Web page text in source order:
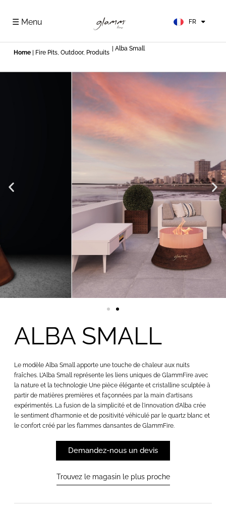
☰ Menu FR
DE
Home Fire Pits, Outdoor, Produits
| Alba Small
ALBA SMALL
Le modèle Alba Small apporte une touche de chaleur aux nuits
fraîches. L’Alba Small représente les liens uniques de GlammFire avec
la nature et la technologie Une pièce élégante et cristalline sculptée à
partir de matières premières et façonnées par la main d'artisans
expérimentés. La fusion de la simplicité et de l'innovation d'Alba crée
le sentiment d'harmonie et de positivité véhiculé par le quartz blanc et
le confort créé par les flammes dansantes de GlammFire.
Demandez-nous un devis
Trouvez le magasin le plus proche